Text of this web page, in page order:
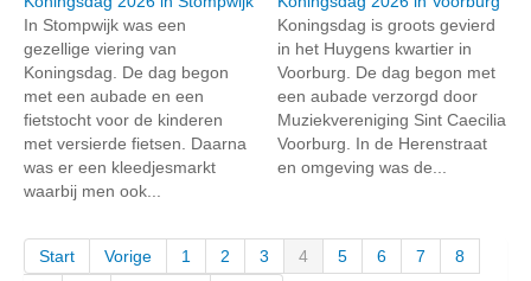
In Stompwijk was een
gezellige viering van
Koningsdag. De dag begon
met een aubade en een
fietstocht voor de kinderen
met versierde fietsen. Daarna
was er een kleedjesmarkt
waarbij men ook...
Koningsdag is groots gevierd
in het Huygens kwartier in
Voorburg. De dag begon met
een aubade verzorgd door
Muziekvereniging Sint Caecilia
Voorburg. In de Herenstraat
en omgeving was de...
Start Vorige 1 2 3 4 5 6 7
8